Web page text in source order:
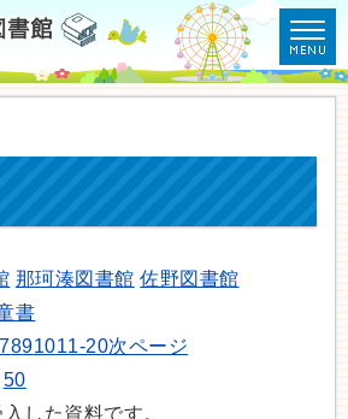
那珂湊図書館 佐野図書館
書
7891011-20次ページ
50
した資料です。